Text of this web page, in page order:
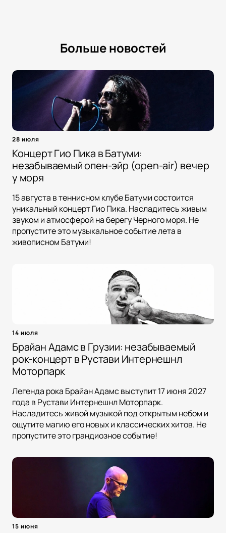
Больше новостей
28 июля
Концерт Гио Пика в Батуми:
незабываемый опен-эйр (open-air) вечер
у моря
15 августа в теннисном клубе Батуми состоится
уникальный концерт Гио Пика. Насладитесь живым
звуком и атмосферой на берегу Черного моря. Не
пропустите это музыкальное событие лета в
живописном Батуми!
14 июля
Брайан Адамс в Грузии: незабываемый
рок-концерт в Рустави Интернешнл
Моторпарк
Легенда рока Брайан Адамс выступит 17 июня 2027
года в Рустави Интернешнл Моторпарк.
Насладитесь живой музыкой под открытым небом и
ощутите магию его новых и классических хитов. Не
пропустите это грандиозное событие!
15 июня